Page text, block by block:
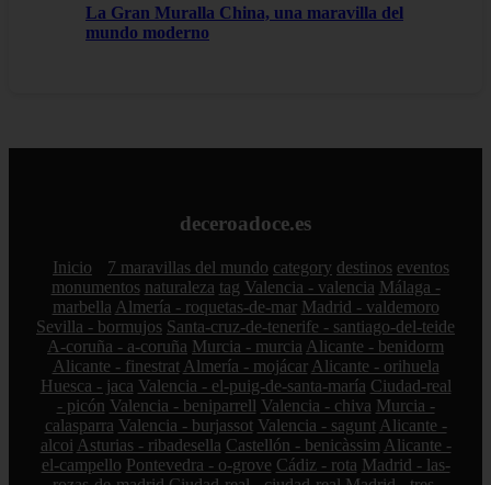
La Gran Muralla China, una maravilla del
mundo moderno
deceroadoce.es
Inicio 7 maravillas del mundo category destinos eventos
monumentos naturaleza tag Valencia - valencia Málaga -
marbella Almería - roquetas-de-mar Madrid - valdemoro
Sevilla - bormujos Santa-cruz-de-tenerife - santiago-del-teide
A-coruña - a-coruña Murcia - murcia Alicante - benidorm
Alicante - finestrat Almería - mojácar Alicante - orihuela
Huesca - jaca Valencia - el-puig-de-santa-maría Ciudad-real
- picón Valencia - beniparrell Valencia - chiva Murcia -
calasparra Valencia - burjassot Valencia - sagunt Alicante -
alcoi Asturias - ribadesella Castellón - benicàssim Alicante -
el-campello Pontevedra - o-grove Cádiz - rota Madrid - las-